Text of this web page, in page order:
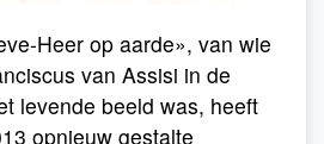
Heer op aarde», van wie
van Assisi in de
levende beeld was, heeft
opnieuw gestalte